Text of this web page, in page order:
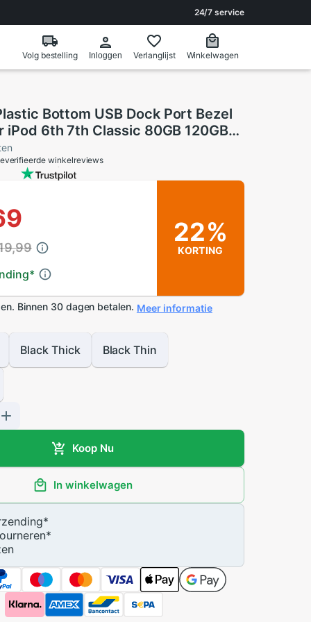
24/7 service
Volg bestelling Inloggen Verlanglijst Winkelwagen
Bottom USB Dock Port Bezel
iPod 6th 7th Classic 80GB 120GB
winkelreviews
*
22%
KORTING
Binnen 30 dagen betalen. Meer informatie
Black Thick Black Thin
Koop Nu
In winkelwagen
*
*